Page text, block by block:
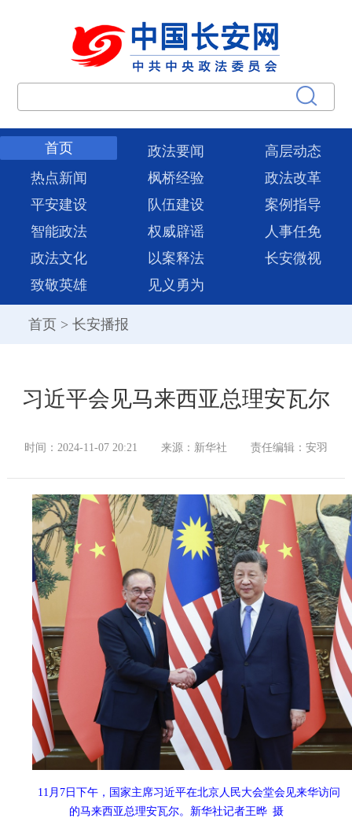
首页 政法要闻
高层动态
热点新闻
枫桥经验
政法改革
平安建设
队伍建设
案例指导
智能政法
权威辟谣
人事任免
政法文化
以案释法
长安微视
致敬英雄
见义勇为
首页 > 长安播报
习近平会见马来西亚总理安瓦尔
时间：2024-11-07 20:21 来源：新华社 责任编辑：安羽
11月7日下午，国家主席习近平在北京人民大会堂会见来华访问
的马来西亚总理安瓦尔。新华社记者王晔 摄